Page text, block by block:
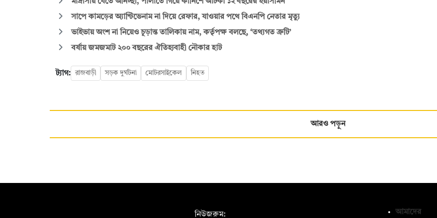
মাদ্রাসায় যেতে অনিচ্ছা, পালাতে গিয়ে কার্নিশে আটকা ১২ বছরের ইয়াসমিন
সাপে কামড়ের অ্যান্টিভেনাম না দিয়ে রেফার, যাওয়ার পথে বিএনপি নেতার মৃত্যু
ভাইভায় অংশ না নিয়েও চূড়ান্ত তালিকায় নাম, কর্তৃপক্ষ বলছে, ‘তথ্যগত ত্রুটি’
বর্ষায় জমজমাট ২০০ বছরের ঐতিহ্যবাহী নৌকার হাট
ট্যাগ: রাজবাড়ী সড়ক দুর্ঘটনা মোটরসাইকেল নিহত
আরও পড়ুন
নিউজরুম: আমাদের